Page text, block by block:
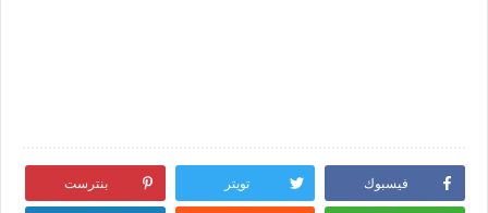
فيسبوك تويتر بنترست